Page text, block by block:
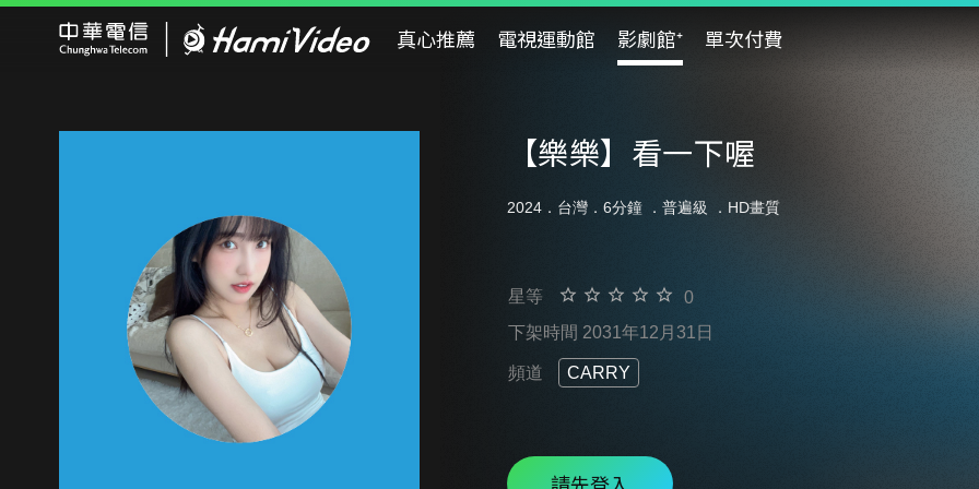
真心推薦 電視運動館 影劇館⁺ 單次付費
【樂樂】看一下喔
2024．台灣．6分鐘 ． 普遍級 ．HD畫質
星等
0
下架時間 2031年12月31日
頻道 CARRY